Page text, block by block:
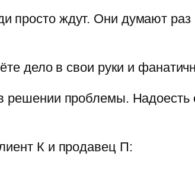
ждут. Они думают раз
дело в свои руки и
решении проблемы.
К и продавец П: